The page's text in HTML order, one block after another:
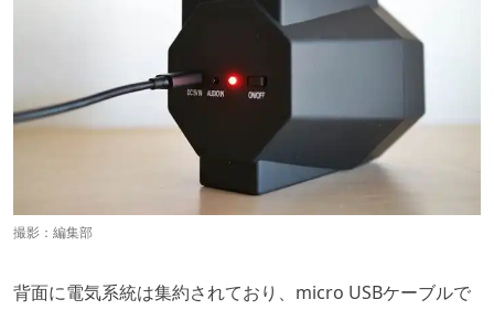
撮影：編集部
背面に電気系統は集約されており、micro USBケーブルで